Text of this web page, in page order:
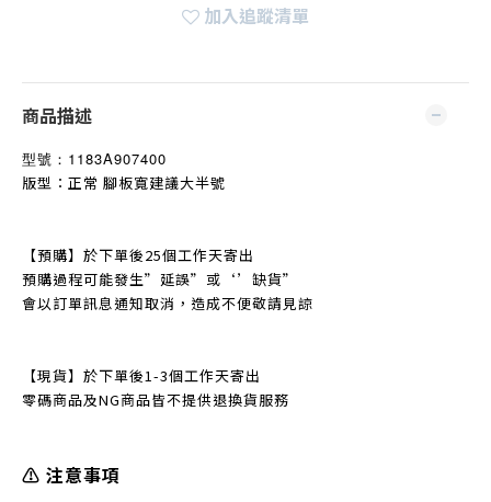
加入追蹤清單
商品描述
型號： 1183A907400
版型：正常 腳板寬建議大半號
【預購】於下單後25個工作天寄出
預購過程可能發生” 延誤” 或‘’缺貨”
會以訂單訊息通知取消，造成不便敬請見諒
【現貨】於下單後1-3個工作天寄出
零碼商品及NG商品皆不提供退換貨服務
⚠️ 注意事項